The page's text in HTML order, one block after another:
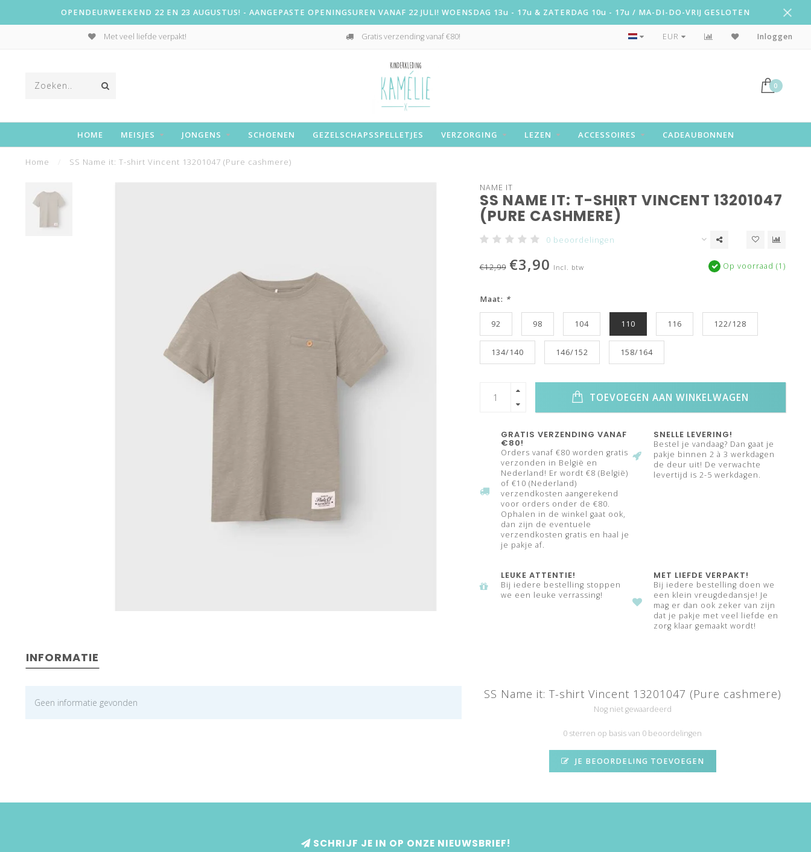
OPENDEURWEEKEND 22 EN 23 AUGUSTUS! - AANGEPASTE OPENINGSUREN VANAF 22 JULI! WOENSDAG 13u - 17u & ZATERDAG 10u - 17u / MA-DI-DO-VRIJ GESLOTEN
Met veel liefde verpakt! Gratis verzending vanaf €80! Snelle levering!
EUR Inloggen
0
HOME MEISJES JONGENS SCHOENEN GEZELSCHAPSSPELLETJES VERZORGING LEZEN ACCESSOIRES CADEAUBONNEN
Home SS Name it: T-shirt Vincent 13201047 (Pure cashmere)
NAME IT
SS NAME IT: T-SHIRT VINCENT 13201047
(PURE CASHMERE)
0 beoordelingen
€12,99 €3,90 Incl. btw Op voorraad (1)
Maat: *
92 98 104 110 116 122/128
134/140 146/152 158/164
TOEVOEGEN AAN WINKELWAGEN
GRATIS VERZENDING VANAF
€80!
Orders vanaf €80 worden gratis
verzonden in België en
Nederland! Er wordt €8 (België)
of €10 (Nederland)
verzendkosten aangerekend
voor orders onder de €80.
Ophalen in de winkel gaat ook,
dan zijn de eventuele
verzendkosten gratis en haal je
je pakje af.
SNELLE LEVERING!
Bestel je vandaag? Dan gaat je
pakje binnen 2 à 3 werkdagen
de deur uit! De verwachte
levertijd is 2-5 werkdagen.
LEUKE ATTENTIE!
Bij iedere bestelling stoppen
we een leuke verrassing!
MET LIEFDE VERPAKT!
Bij iedere bestelling doen we
een klein vreugdedansje! Je
mag er dan ook zeker van zijn
dat je pakje met veel liefde en
zorg klaar gemaakt wordt!
INFORMATIE
Geen informatie gevonden
SS Name it: T-shirt Vincent 13201047 (Pure cashmere)
Nog niet gewaardeerd
0 sterren op basis van 0 beoordelingen
JE BEOORDELING TOEVOEGEN
SCHRIJF JE IN OP ONZE NIEUWSBRIEF!